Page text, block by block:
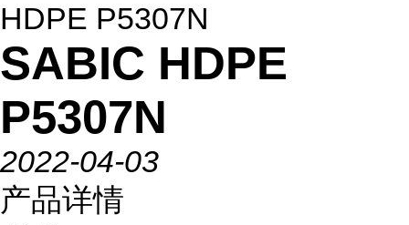
HDPE P5307N
SABIC HDPE
P5307N
2022-04-03
产品详情